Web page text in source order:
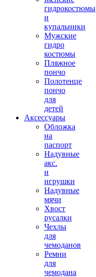
гидрокостюмы
и
купальники
Мужские
гидро
костюмы
Пляжное
пончо
Полотенце
пончо
для
детей
Аксессуары
Обложка
на
паспорт
Надувные
акс.
и
игрушки
Надувные
мячи
Хвост
русалки
Чехлы
для
чемоданов
Ремни
для
чемодана